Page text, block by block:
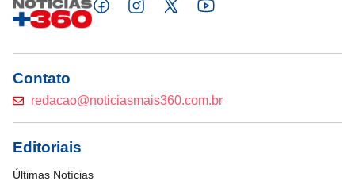
Contato
redacao@noticiasmais360.com.br
Editoriais
Últimas Notícias